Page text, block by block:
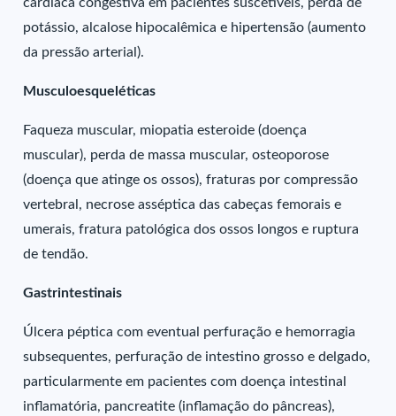
potássio, alcalose hipocalêmica e hipertensão (aumento
da pressão arterial).
Musculoesqueléticas
Faqueza muscular, miopatia esteroide (doença
muscular), perda de massa muscular, osteoporose
(doença que atinge os ossos), fraturas por compressão
vertebral, necrose asséptica das cabeças femorais e
umerais, fratura patológica dos ossos longos e ruptura
de tendão.
Gastrintestinais
Úlcera péptica com eventual perfuração e hemorragia
subsequentes, perfuração de intestino grosso e delgado,
particularmente em pacientes com doença intestinal
inflamatória, pancreatite (inflamação do pâncreas),